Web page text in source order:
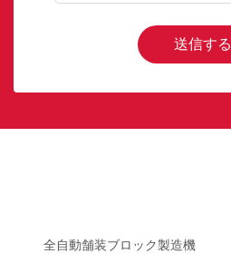
送信する
全自動舗装ブロック製造機